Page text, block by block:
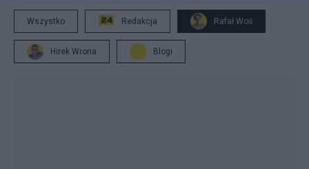
Wszystko Redakcja Rafał Woś
Hirek Wrona Blogi